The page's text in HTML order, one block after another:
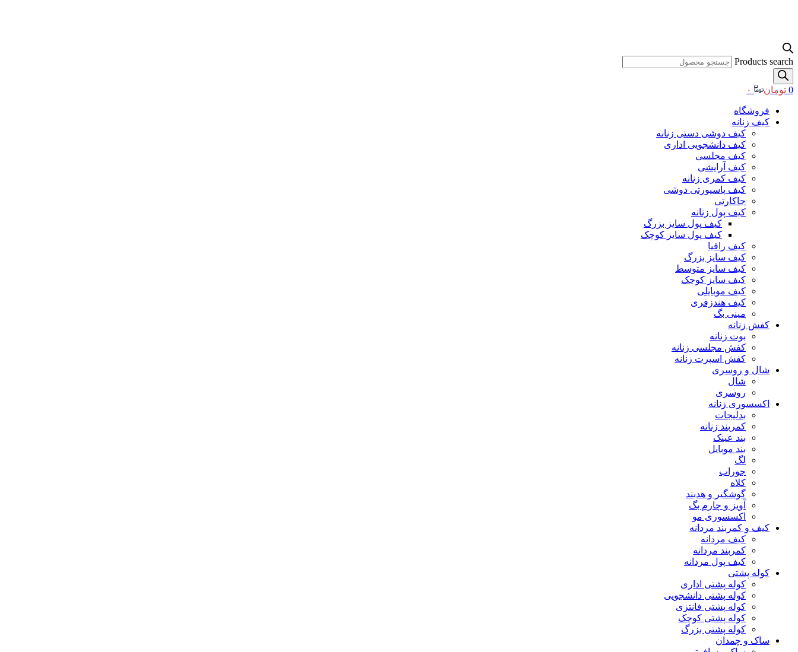
Products search
0 تومان
فروشگاه
کیف زنانه
کیف دوشی دستی زنانه
کیف دانشجویی اداری
کیف مجلسی
کیف آرایشی
کیف کمری زنانه
کیف پاسپورتی دوشی
جاکارتی
کیف پول زنانه
کیف پول سایز بزرگ
کیف پول سایز کوچک
کیف رافیا
کیف سایز بزرگ
کیف سایز متوسط
کیف سایز کوچک
کیف موبایلی
کیف هندزفری
مینی بگ
کفش زنانه
بوت زنانه
کفش مجلسی زنانه
کفش اسپرت زنانه
شال و روسری
شال
روسری
اکسسوری زنانه
بدلیجات
کمربند زنانه
بند عینک
بند موبایل
لگ
جوراب
کلاه
گوشگیر و هدبند
آویز و چارم بگ
اکسسوری مو
کیف و کمربند مردانه
کیف مردانه
کمربند مردانه
کیف پول مردانه
کوله پشتی
کوله پشتی اداری
کوله پشتی دانشجویی
کوله پشتی فانتزی
کوله پشتی کوچک
کوله پشتی بزرگ
ساک و چمدان